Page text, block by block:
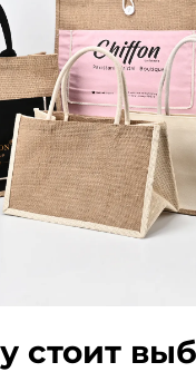
стоит